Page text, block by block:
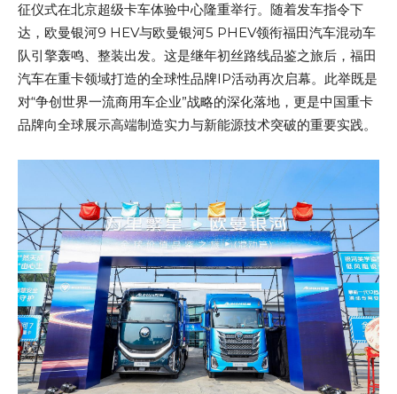
征仪式在北京超级卡车体验中心隆重举行。随着发车指令下
达，欧曼银河9 HEV与欧曼银河5 PHEV领衔福田汽车混动车
队引擎轰鸣、整装出发。这是继年初丝路线品鉴之旅后，福田
汽车在重卡领域打造的全球性品牌IP活动再次启幕。此举既是
对“争创世界一流商用车企业”战略的深化落地，更是中国重卡
品牌向全球展示高端制造实力与新能源技术突破的重要实践。